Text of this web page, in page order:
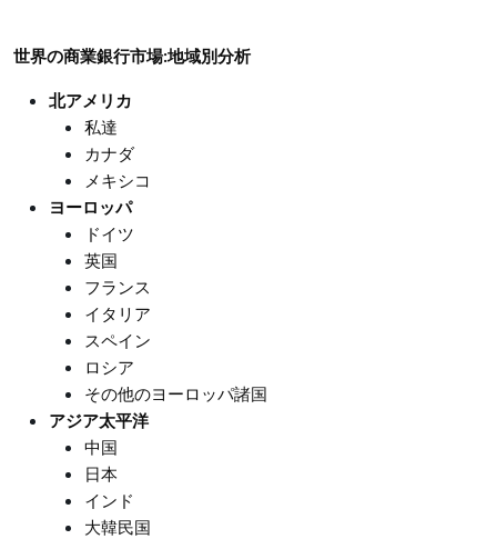
世界の商業銀行市場:地域別分析
北アメリカ
私達
カナダ
メキシコ
ヨーロッパ
ドイツ
英国
フランス
イタリア
スペイン
ロシア
その他のヨーロッパ諸国
アジア太平洋
中国
日本
インド
大韓民国